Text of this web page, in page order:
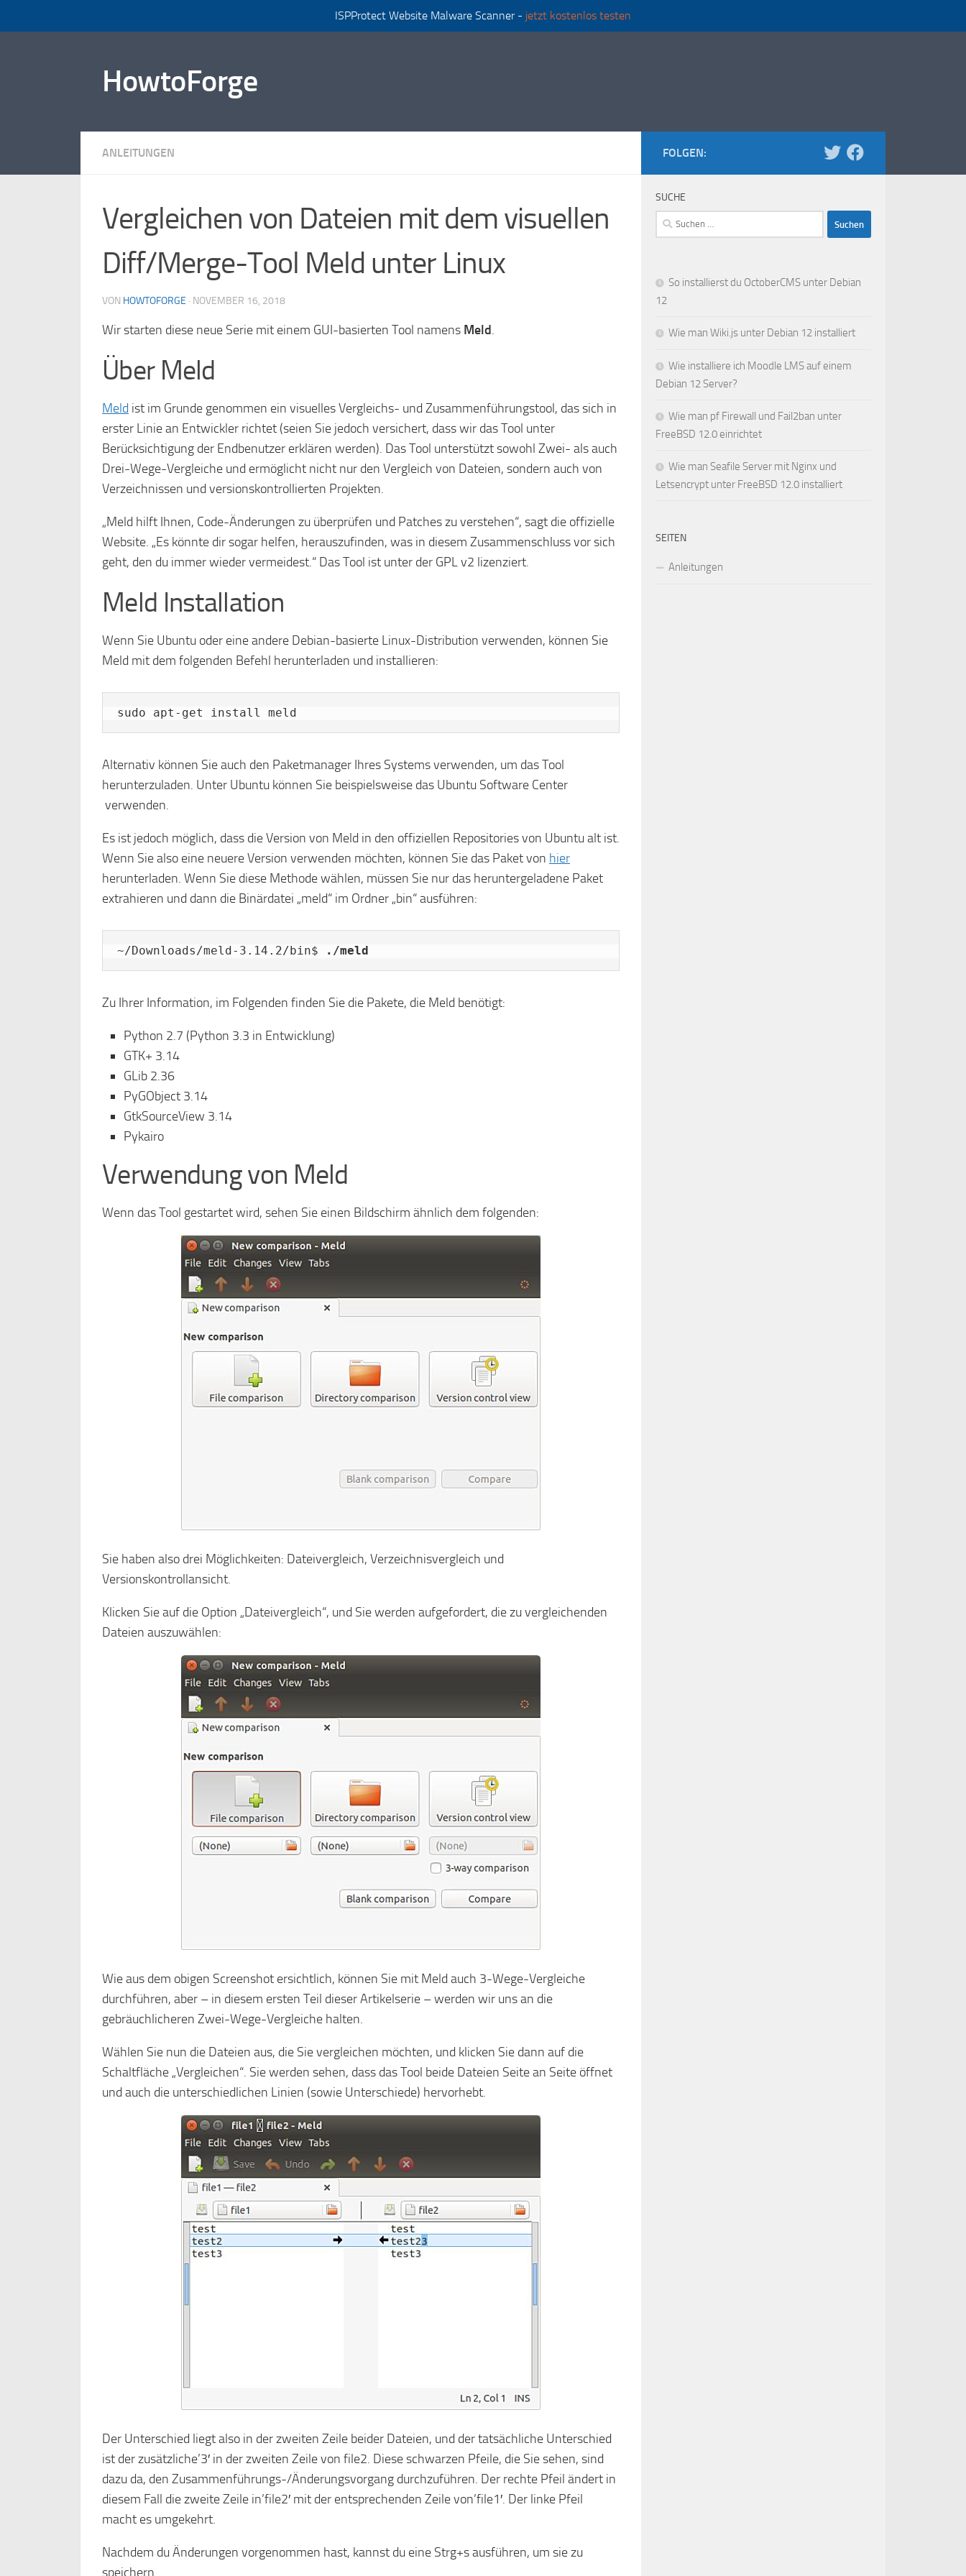
ISPProtect Website Malware Scanner - jetzt kostenlos testen
HowtoForge
ANLEITUNGEN
Vergleichen von Dateien mit dem visuellen
Diff/Merge-Tool Meld unter Linux
VON HOWTOFORGE · NOVEMBER 16, 2018
Wir starten diese neue Serie mit einem GUI-basierten Tool namens Meld.
Über Meld
Meld ist im Grunde genommen ein visuelles Vergleichs- und Zusammenführungstool, das sich in
erster Linie an Entwickler richtet (seien Sie jedoch versichert, dass wir das Tool unter
Berücksichtigung der Endbenutzer erklären werden). Das Tool unterstützt sowohl Zwei- als auch
Drei-Wege-Vergleiche und ermöglicht nicht nur den Vergleich von Dateien, sondern auch von
Verzeichnissen und versionskontrollierten Projekten.
„Meld hilft Ihnen, Code-Änderungen zu überprüfen und Patches zu verstehen“, sagt die offizielle
Website. „Es könnte dir sogar helfen, herauszufinden, was in diesem Zusammenschluss vor sich
geht, den du immer wieder vermeidest.“ Das Tool ist unter der GPL v2 lizenziert.
Meld Installation
Wenn Sie Ubuntu oder eine andere Debian-basierte Linux-Distribution verwenden, können Sie
Meld mit dem folgenden Befehl herunterladen und installieren:
sudo apt-get install meld
Alternativ können Sie auch den Paketmanager Ihres Systems verwenden, um das Tool
herunterzuladen. Unter Ubuntu können Sie beispielsweise das Ubuntu Software Center
verwenden.
Es ist jedoch möglich, dass die Version von Meld in den offiziellen Repositories von Ubuntu alt ist.
Wenn Sie also eine neuere Version verwenden möchten, können Sie das Paket von hier
herunterladen. Wenn Sie diese Methode wählen, müssen Sie nur das heruntergeladene Paket
extrahieren und dann die Binärdatei „meld“ im Ordner „bin“ ausführen:
~/Downloads/meld-3.14.2/bin$ ./meld
Zu Ihrer Information, im Folgenden finden Sie die Pakete, die Meld benötigt:
Python 2.7 (Python 3.3 in Entwicklung)
GTK+ 3.14
GLib 2.36
PyGObject 3.14
GtkSourceView 3.14
Pykairo
Verwendung von Meld
Wenn das Tool gestartet wird, sehen Sie einen Bildschirm ähnlich dem folgenden:
Sie haben also drei Möglichkeiten: Dateivergleich, Verzeichnisvergleich und
Versionskontrollansicht.
Klicken Sie auf die Option „Dateivergleich“, und Sie werden aufgefordert, die zu vergleichenden
Dateien auszuwählen:
Wie aus dem obigen Screenshot ersichtlich, können Sie mit Meld auch 3-Wege-Vergleiche
durchführen, aber – in diesem ersten Teil dieser Artikelserie – werden wir uns an die
gebräuchlicheren Zwei-Wege-Vergleiche halten.
Wählen Sie nun die Dateien aus, die Sie vergleichen möchten, und klicken Sie dann auf die
Schaltfläche „Vergleichen“. Sie werden sehen, dass das Tool beide Dateien Seite an Seite öffnet
und auch die unterschiedlichen Linien (sowie Unterschiede) hervorhebt.
Der Unterschied liegt also in der zweiten Zeile beider Dateien, und der tatsächliche Unterschied
ist der zusätzliche’3′ in der zweiten Zeile von file2. Diese schwarzen Pfeile, die Sie sehen, sind
dazu da, den Zusammenführungs-/Änderungsvorgang durchzuführen. Der rechte Pfeil ändert in
diesem Fall die zweite Zeile in’file2′ mit der entsprechenden Zeile von’file1′. Der linke Pfeil
macht es umgekehrt.
Nachdem du Änderungen vorgenommen hast, kannst du eine Strg+s ausführen, um sie zu
speichern.
FOLGEN:
SUCHE
Suchen
nach:
So installierst du OctoberCMS unter Debian
12
Wie man Wiki.js unter Debian 12 installiert
Wie installiere ich Moodle LMS auf einem
Debian 12 Server?
Wie man pf Firewall und Fail2ban unter
FreeBSD 12.0 einrichtet
Wie man Seafile Server mit Nginx und
Letsencrypt unter FreeBSD 12.0 installiert
SEITEN
Anleitungen